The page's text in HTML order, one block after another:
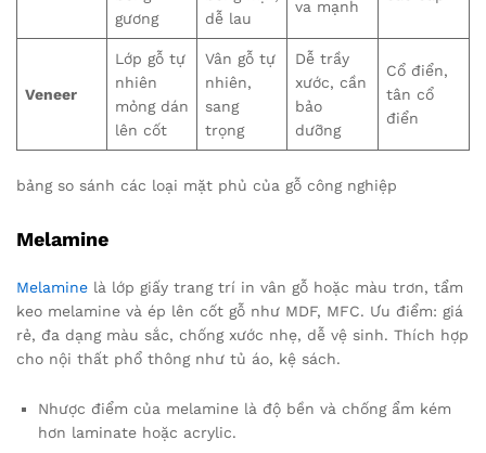
gương
dễ lau
va mạnh
Veneer
Lớp gỗ tự
nhiên
mỏng dán
lên cốt
Vân gỗ tự
nhiên,
sang
trọng
Dễ trầy
xước, cần
bảo
dưỡng
Cổ điển,
tân cổ
điển
bảng so sánh các loại mặt phủ của gỗ công nghiệp
Melamine
Melamine là lớp giấy trang trí in vân gỗ hoặc màu trơn, tẩm
keo melamine và ép lên cốt gỗ như MDF, MFC. Ưu điểm: giá
rẻ, đa dạng màu sắc, chống xước nhẹ, dễ vệ sinh. Thích hợp
cho nội thất phổ thông như tủ áo, kệ sách.
Nhược điểm của melamine là độ bền và chống ẩm kém
hơn laminate hoặc acrylic.